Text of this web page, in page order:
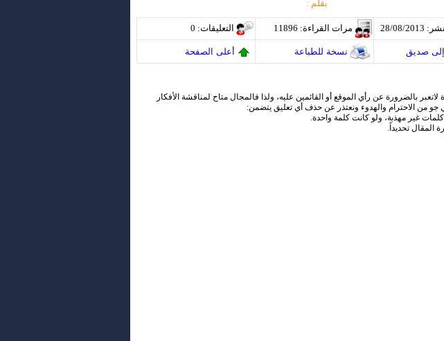
بقلم :
التعليقات: 0 مرات القراءة: 11896 08/2013
أعلى الصفحة نسخة للطباعة صديق
لاتعبر بالضرورة عن رأي الموقع أو القائمين عليه، ولذا فالمجال متاح لمناقشة الأفكار
جو من الاحترام والهدوء ونعتذر عن حذف أي تعليق يتضمن: